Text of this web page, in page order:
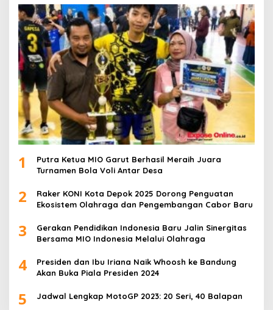
1
Putra Ketua MIO Garut Berhasil Meraih Juara
Turnamen Bola Voli Antar Desa
2
Raker KONI Kota Depok 2025 Dorong Penguatan
Ekosistem Olahraga dan Pengembangan Cabor Baru
3
Gerakan Pendidikan Indonesia Baru Jalin Sinergitas
Bersama MIO Indonesia Melalui Olahraga
4
Presiden dan Ibu Iriana Naik Whoosh ke Bandung
Akan Buka Piala Presiden 2024
5 Jadwal Lengkap MotoGP 2023: 20 Seri, 40 Balapan